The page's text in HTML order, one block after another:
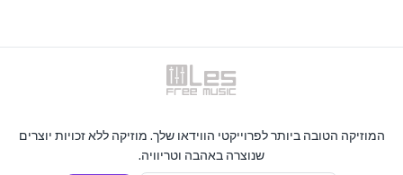
המוזיקה הטובה ביותר לפרוייקטי הווידאו שלך. מוזיקה ללא זכויות יוצרים
שנוצרה באהבה וטריוויה.